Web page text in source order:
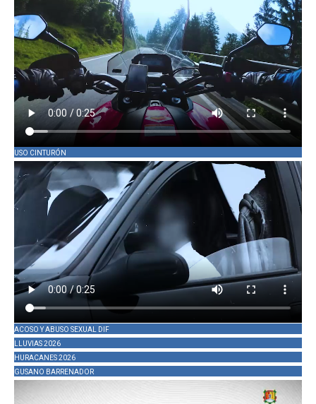
USO CINTURÓN
ACOSO Y ABUSO SEXUAL DIF
LLUVIAS 2026
HURACANES 2026
GUSANO BARRENADOR